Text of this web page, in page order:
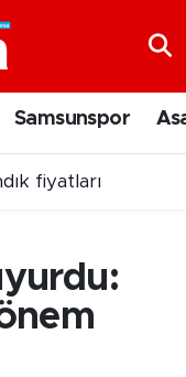
Samsunspor
fiyatları
Fikstür